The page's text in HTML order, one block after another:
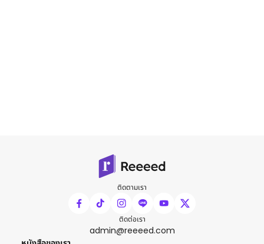
ติดตามเรา
ติดต่อเรา
admin@reeeed.com